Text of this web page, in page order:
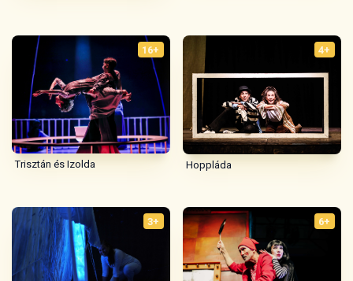
16+
Trisztán és Izolda
4+
Hoppláda
3+ 6+